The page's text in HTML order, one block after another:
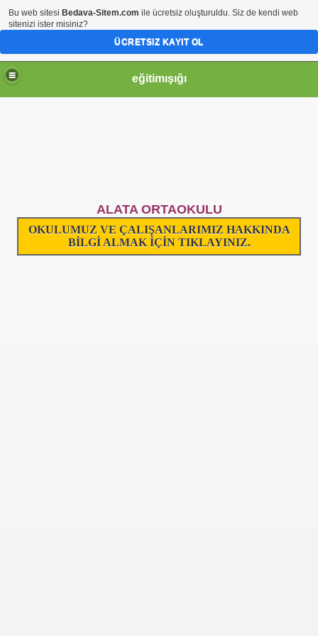
eğitimışığı
ALATAORTAOKULU
OKULUMUZ VE ÇALIŞANLARIMIZ HAKKINDA
BİLGİ ALMAK İÇİN TIKLAYINIZ.
Bu web sitesi Bedava-Sitem.com ile ücretsiz oluşturuldu. Siz de kendi web
sitenizi ister misiniz?
ÜCRETSIZ KAYIT OL